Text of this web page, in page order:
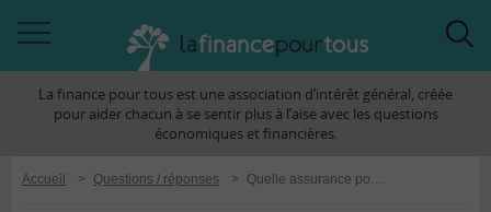
àLa finance pour tous est une association d’intérêt général, créée
pour aider chacun à se sentir plus à l’aise avec les questions
économiques et financières.
Accueil > Questions / réponses > Quelle assurance pour un achat immobilier en viager ?